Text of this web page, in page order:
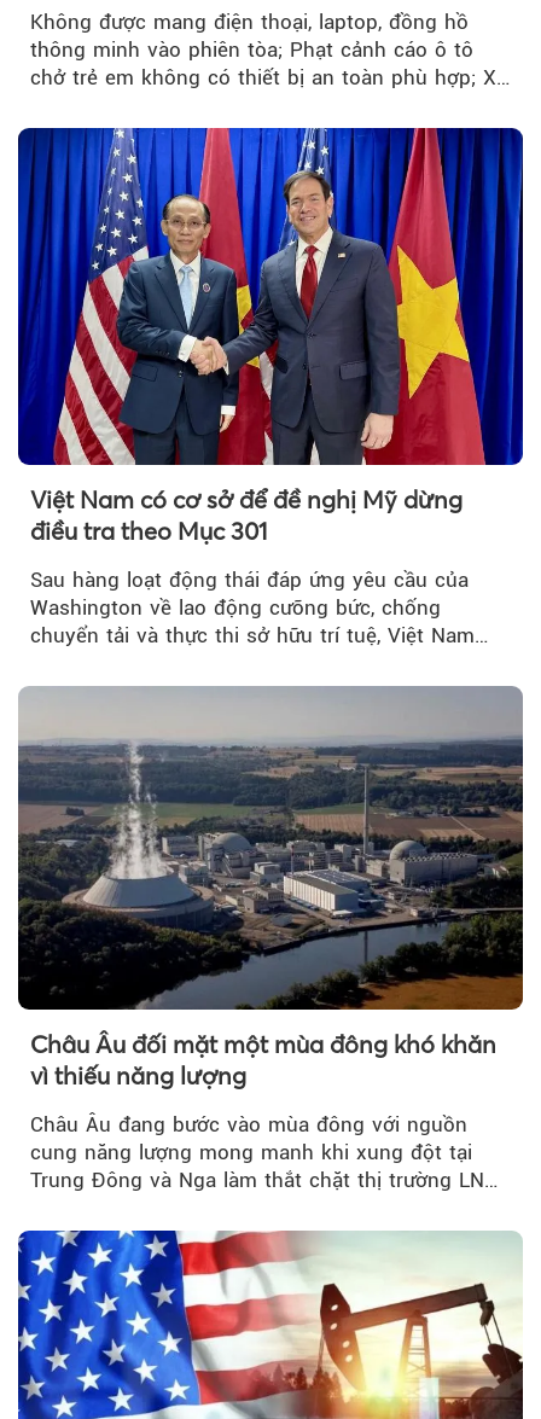
Không được mang điện thoại, laptop, đồng hồ
thông minh vào phiên tòa; Phạt cảnh cáo ô tô
chở trẻ em không có thiết bị an toàn phù hợp; Xe
với Bộ Công an… là những chính sách mới có
hiệu lực từ tháng 8/2026.
Việt Nam có cơ sở để đề nghị Mỹ dừng
điều tra theo Mục 301
Sau hàng loạt động thái đáp ứng yêu cầu của
Washington về lao động cưỡng bức, chống
chuyển tải và thực thi sở hữu trí tuệ, Việt Nam
Châu Âu đối mặt một mùa đông khó khăn
vì thiếu năng lượng
Châu Âu đang bước vào mùa đông với nguồn
cung năng lượng mong manh khi xung đột tại
Trung Đông và Nga làm thắt chặt thị trường LNG
lo ngại.